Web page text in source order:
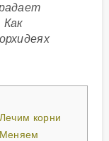
Как
Лечим корни
Меняем